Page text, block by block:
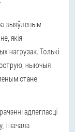
выяўленым
якія
нагрузак. Толькі
ныючыя
стане
адлегласці
і пачала